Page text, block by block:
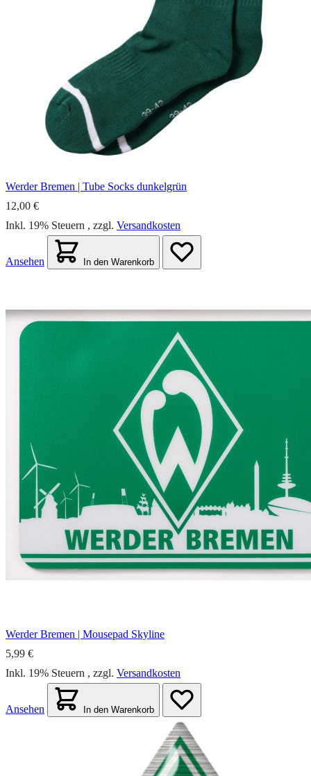
Werder Bremen | Tube Socks dunkelgrün
12,00 €
Inkl. 19% Steuern , zzgl. Versandkosten
Ansehen In den Warenkorb
Werder Bremen | Mousepad Skyline
5,99 €
Inkl. 19% Steuern , zzgl. Versandkosten
Ansehen In den Warenkorb